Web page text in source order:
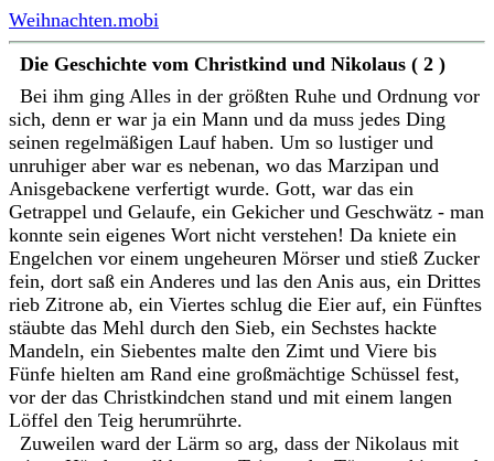
Weihnachten.mobi
Die Geschichte vom Christkind und Nikolaus ( 2 )
Bei ihm ging Alles in der größten Ruhe und Ordnung vor
sich, denn er war ja ein Mann und da muss jedes Ding
seinen regelmäßigen Lauf haben. Um so lustiger und
unruhiger aber war es nebenan, wo das Marzipan und
Anisgebackene verfertigt wurde. Gott, war das ein
Getrappel und Gelaufe, ein Gekicher und Geschwätz - man
konnte sein eigenes Wort nicht verstehen! Da kniete ein
Engelchen vor einem ungeheuren Mörser und stieß Zucker
fein, dort saß ein Anderes und las den Anis aus, ein Drittes
rieb Zitrone ab, ein Viertes schlug die Eier auf, ein Fünftes
stäubte das Mehl durch den Sieb, ein Sechstes hackte
Mandeln, ein Siebentes malte den Zimt und Viere bis
Fünfe hielten am Rand eine großmächtige Schüssel fest,
vor der das Christkindchen stand und mit einem langen
Löffel den Teig herumrührte.
Zuweilen ward der Lärm so arg, dass der Nikolaus mit